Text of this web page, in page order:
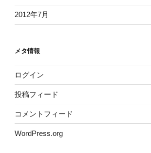
2012年7月
メタ情報
ログイン
投稿フィード
コメントフィード
WordPress.org